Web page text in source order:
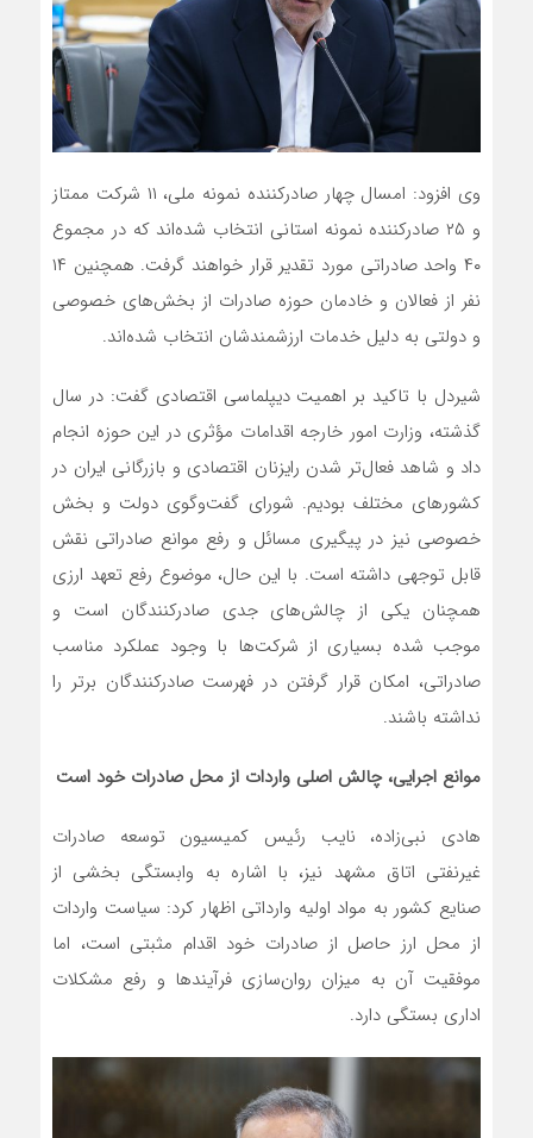
وی افزود: امسال چهار صادرکننده نمونه ملی، ۱۱ شرکت ممتاز
و ۲۵ صادرکننده نمونه استانی انتخاب شده‌اند که در مجموع
۴۰ واحد صادراتی مورد تقدیر قرار خواهند گرفت. همچنین ۱۴
نفر از فعالان و خادمان حوزه صادرات از بخش‌های خصوصی
و دولتی به دلیل خدمات ارزشمندشان انتخاب شده‌اند.
شیردل با تاکید بر اهمیت دیپلماسی اقتصادی گفت: در سال
گذشته، وزارت امور خارجه اقدامات مؤثری در این حوزه انجام
داد و شاهد فعال‌تر شدن رایزنان اقتصادی و بازرگانی ایران در
کشورهای مختلف بودیم. شورای گفت‌وگوی دولت و بخش
خصوصی نیز در پیگیری مسائل و رفع موانع صادراتی نقش
قابل توجهی داشته است. با این حال، موضوع رفع تعهد ارزی
همچنان یکی از چالش‌های جدی صادرکنندگان است و
موجب شده بسیاری از شرکت‌ها با وجود عملکرد مناسب
صادراتی، امکان قرار گرفتن در فهرست صادرکنندگان برتر را
نداشته باشند.
موانع اجرایی، چالش اصلی واردات از محل صادرات خود است
هادی نبی‌زاده، نایب رئیس کمیسیون توسعه صادرات
غیرنفتی اتاق مشهد نیز، با اشاره به وابستگی بخشی از
صنایع کشور به مواد اولیه وارداتی اظهار کرد: سیاست واردات
از محل ارز حاصل از صادرات خود اقدام مثبتی است، اما
موفقیت آن به میزان روان‌سازی فرآیندها و رفع مشکلات
اداری بستگی دارد.